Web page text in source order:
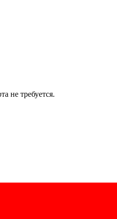
не требуется.